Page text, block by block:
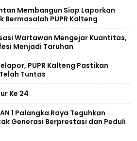
Membangun Siap Laporkan
Bermasalah PUPR Kalteng
Wartawan Mengejar Kuantitas,
Menjadi Taruhan
PUPR Kalteng Pastikan
Tuntas
Ke 24
1 Palangka Raya Teguhkan
Generasi Berprestasi dan Peduli